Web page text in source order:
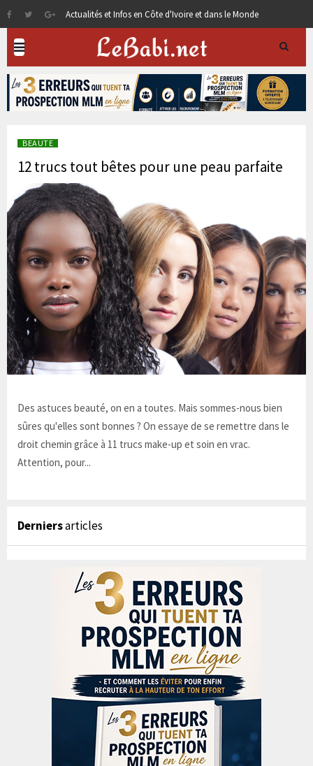
Actualités et Infos en Côte d'Ivoire et dans le Monde
BEAUTE
12 trucs tout bêtes pour une peau parfaite
Des astuces beauté, on en a toutes. Mais sommes-nous bien
sûres qu'elles sont bonnes ? On essaye de se remettre dans le
droit chemin grâce à 11 trucs make-up et soin en vrac.
Attention, pour...
Derniersarticles